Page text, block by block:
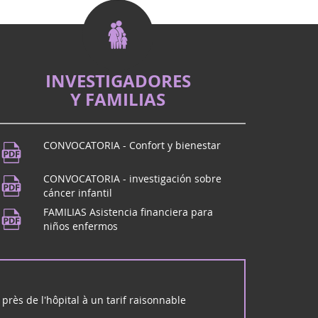
contra los cánceres pediátricos, en
como Eva que nos han dejado, se organiza
Dôme? ¡Ven a BEaumont para el imperdible
Dôme? ¡Nos vemos en Beaumont! Para celebrar
des Beaumontois a partir de las 19 h,
de...
para un concierto de rock y solidaridad:
INVESTIGADORES
Y FAMILIAS
CONVOCATORIA - Confort y bienestar
CONVOCATORIA - investigación sobre
cáncer infantil
FAMILIAS Asistencia financiera para
niños enfermos
de l'hôpital à un tarif raisonnable